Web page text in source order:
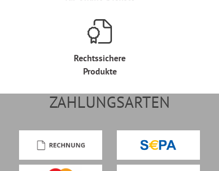
Rechtssichere
Produkte
ZAHLUNGSARTEN